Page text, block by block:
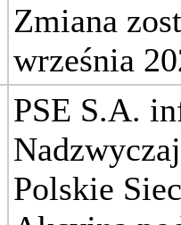
Zmiana
września
PSE S.A.
Polskie